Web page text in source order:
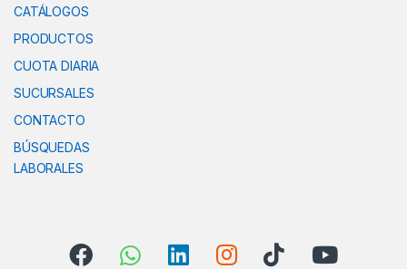
CATÁLOGOS
PRODUCTOS
CUOTA DIARIA
SUCURSALES
CONTACTO
BÚSQUEDAS
LABORALES